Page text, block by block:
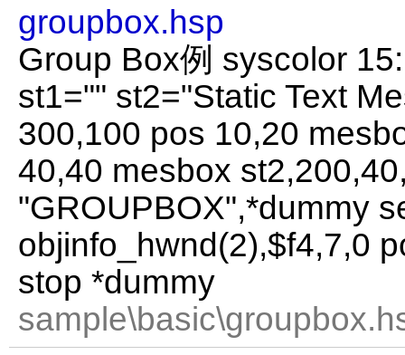
groupbox.hsp
Group Box例 syscolor
st1="" st2="Static Text
300,100 pos 10,20
40,40 mesbox
"GROUPBOX",*dummy
objinfo_hwnd(2),$f4,7,0
stop *dummy